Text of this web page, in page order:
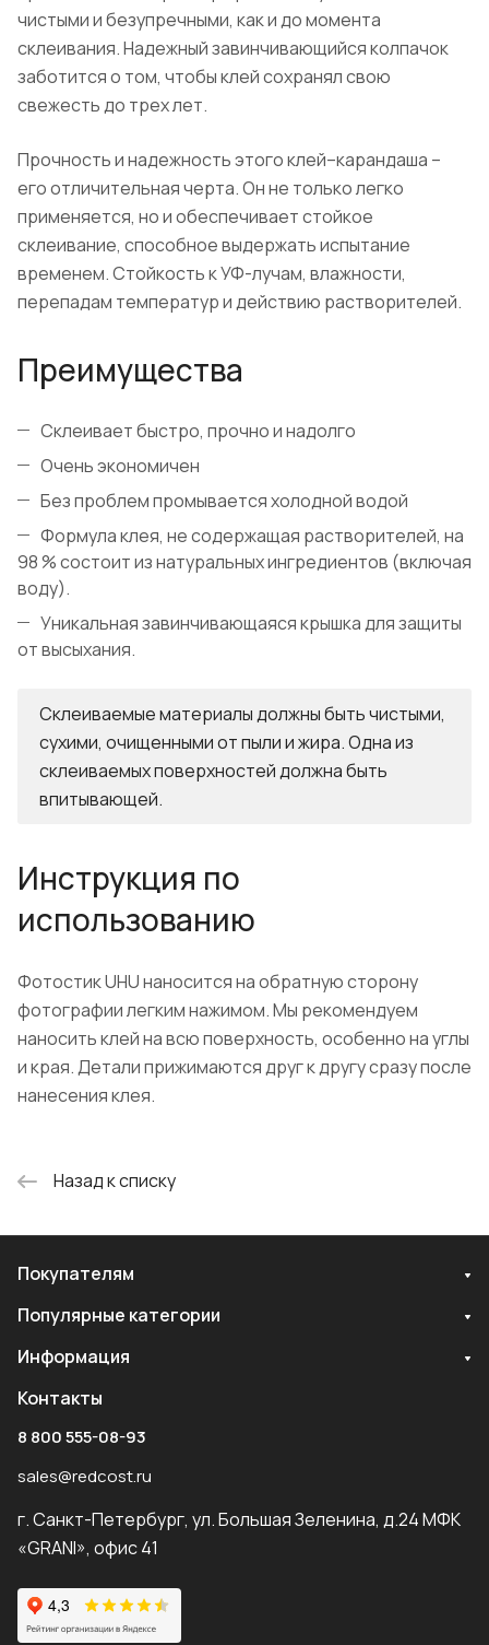
чистыми и безупречными, как и до момента
склеивания. Надежный завинчивающийся колпачок
заботится о том, чтобы клей сохранял свою
свежесть до трех лет.
Прочность и надежность этого клей–карандаша –
его отличительная черта. Он не только легко
применяется, но и обеспечивает стойкое
склеивание, способное выдержать испытание
временем. Стойкость к УФ-лучам, влажности,
перепадам температур и действию растворителей.
Преимущества
Склеивает быстро, прочно и надолго
Очень экономичен
Без проблем промывается холодной водой
Формула клея, не содержащая растворителей, на
98 % состоит из натуральных ингредиентов (включая
воду).
Уникальная завинчивающаяся крышка для защиты
от высыхания.
Склеиваемые материалы должны быть чистыми,
сухими, очищенными от пыли и жира. Одна из
склеиваемых поверхностей должна быть
впитывающей.
Инструкция по
использованию
Фотостик UHU наносится на обратную сторону
фотографии легким нажимом. Мы рекомендуем
наносить клей на всю поверхность, особенно на углы
и края. Детали прижимаются друг к другу сразу после
нанесения клея.
Назад к списку
Покупателям
Популярные категории
Информация
Контакты
8 800 555-08-93
sales@redcost.ru
г. Санкт-Петербург, ул. Большая Зеленина, д.24 МФК
«GRANI», офис 41